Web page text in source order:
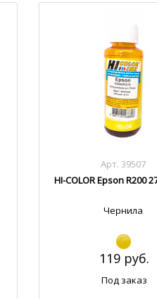
Арт. 39507
HI-COLOR Epson R200
Чернила
119 руб.
Под заказ